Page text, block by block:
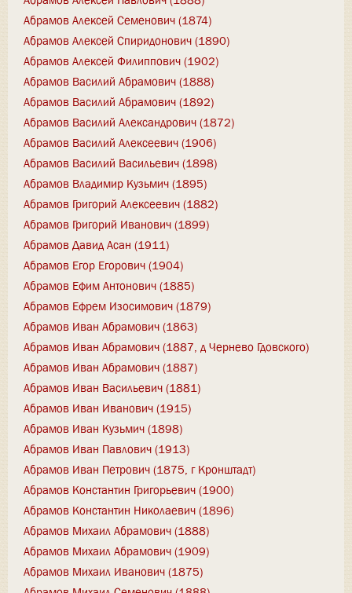
Абрамов Алексей Семенович (1874)
Абрамов Алексей Спиридонович (1890)
Абрамов Алексей Филиппович (1902)
Абрамов Василий Абрамович (1888)
Абрамов Василий Абрамович (1892)
Абрамов Василий Александрович (1872)
Абрамов Василий Алексеевич (1906)
Абрамов Василий Васильевич (1898)
Абрамов Владимир Кузьмич (1895)
Абрамов Григорий Алексеевич (1882)
Абрамов Григорий Иванович (1899)
Абрамов Давид Асан (1911)
Абрамов Егор Егорович (1904)
Абрамов Ефим Антонович (1885)
Абрамов Ефрем Изосимович (1879)
Абрамов Иван Абрамович (1863)
Абрамов Иван Абрамович (1887, д Чернево Гдовского)
Абрамов Иван Абрамович (1887)
Абрамов Иван Васильевич (1881)
Абрамов Иван Иванович (1915)
Абрамов Иван Кузьмич (1898)
Абрамов Иван Павлович (1913)
Абрамов Иван Петрович (1875, г Кронштадт)
Абрамов Константин Григорьевич (1900)
Абрамов Константин Николаевич (1896)
Абрамов Михаил Абрамович (1888)
Абрамов Михаил Абрамович (1909)
Абрамов Михаил Иванович (1875)